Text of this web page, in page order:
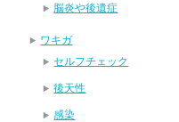
脳炎や後遺症
ワキガ
セルフチェック
後天性
感染